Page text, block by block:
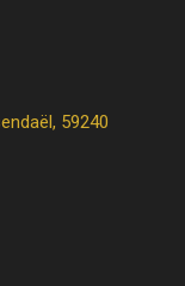
59240